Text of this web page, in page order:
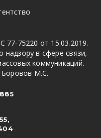
75220 от 15.03.2019.
в сфере связи,
коммуникаций.
Боровов М.С.